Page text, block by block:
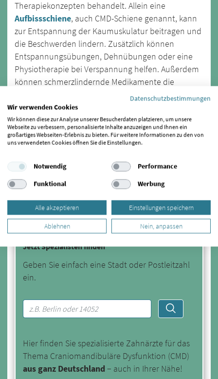
Therapiekonzepten behandelt. Allein eine
Aufbissschiene, auch CMD-Schiene genannt, kann
zur Entspannung der Kaumuskulatur beitragen und
die Beschwerden lindern. Zusätzlich können
Entspannungsübungen, Dehnübungen oder eine
Physiotherapie bei Verspannung helfen. Außerdem
können schmerzlindernde Medikamente die
0.0 von 5 Sternen. 0 Bewertung(en).
Zuletzt aktualisiert am: 23.08.2023
Jetzt Spezialisten finden
Geben Sie einfach eine Stadt oder Postleitzahl
ein.
Hier finden Sie spezialisierte Zahnärzte für das
Thema Craniomandibuläre Dysfunktion (CMD)
aus ganz Deutschland − auch in Ihrer Nähe!
Datenschutzbestimmungen
Wir verwenden Cookies
Wir können diese zur Analyse unserer Besucherdaten platzieren, um unsere
Webseite zu verbessern, personalisierte Inhalte anzuzeigen und Ihnen ein
großartiges Webseiten-Erlebnis zu bieten. Für weitere Informationen zu den von
uns verwendeten Cookies öffnen Sie die Einstellungen.
Notwendig
Performance
Funktional
Werbung
Alle akzeptieren Einstellungen speichern
Ablehnen Nein, anpassen